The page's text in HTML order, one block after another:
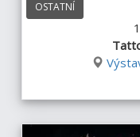
OSTATNÍ